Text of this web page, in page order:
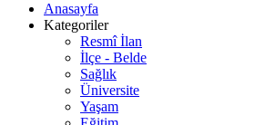
Anasayfa
Kategoriler
Resmî İlan
İlçe - Belde
Sağlık
Üniversite
Yaşam